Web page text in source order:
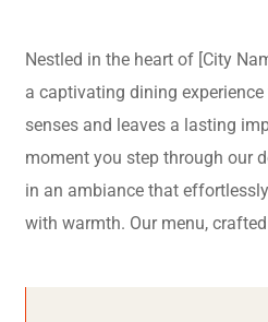
Nestled in the heart of [City
a captivating dining
senses and leaves a lasting
moment you step through our
in an ambiance that
with warmth. Our menu,